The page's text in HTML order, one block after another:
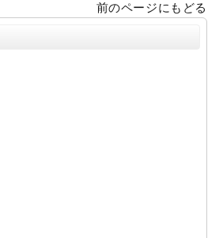
前のページにもどる